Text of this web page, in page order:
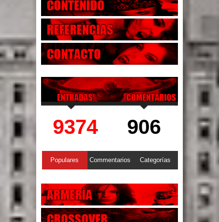
9374 906
Populares Commentarios Categorías